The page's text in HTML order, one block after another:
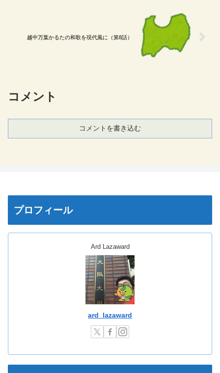
越中万葉かるたの和歌を現代風に（第8話）
コメント
コメントを書き込む
プロフィール
Ard Lazaward
ard_lazaward